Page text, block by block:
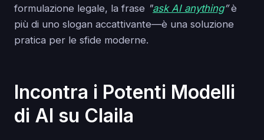
formulazione legale, la frase "ask AI anything”è
più di uno slogan accattivante—è una soluzione
pratica per le sfide moderne.
Incontra i Potenti Modelli
di AI su Claila